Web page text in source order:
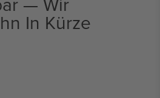
In Kürze